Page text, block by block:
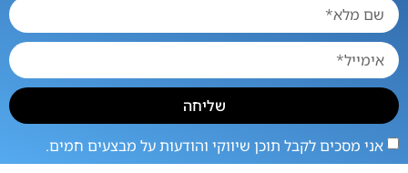
אני מסכים לקבל תוכן שיווקי והודעות על מבצעים חמים.
שליחה